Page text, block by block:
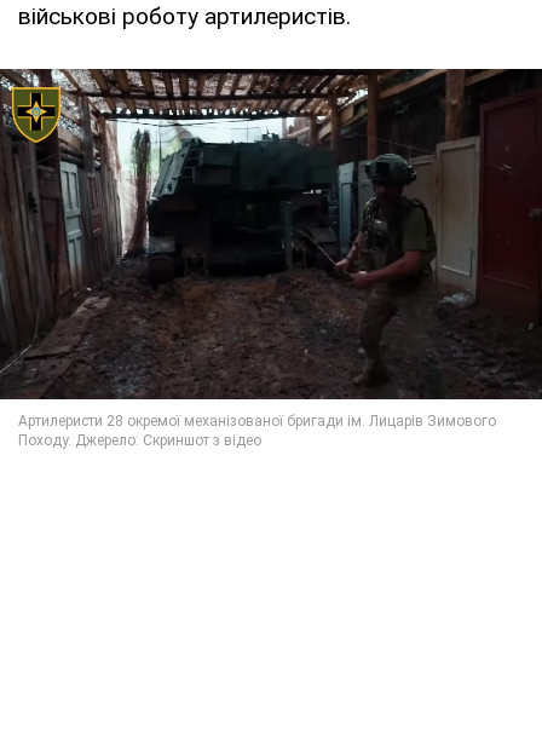
військові роботу артилеристів.